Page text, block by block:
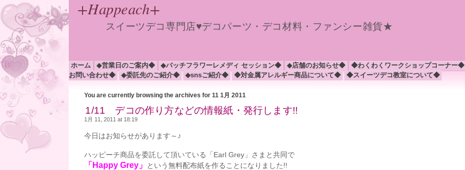
+Happeach+
スイーツデコ専門店♥デコパーツ・デコ材料・ファンシー雑貨★
ホーム ◆営業日のご案内◆ ◆バッチフラワーレメディ セッション◆ ◆店舗のお知らせ◆ ◆わくわくワークショップコーナー◆
お問い合わせ◆
◆委託先のご紹介◆ ◆snsご紹介◆ ◆対金属アレルギー商品について◆ ◆スイーツデコ教室について◆
You are currently browsing the archives for 11 1月 2011
1/11 デコの作り方などの情報紙・発行します!!
1月 11, 2011 at 18:19
今日はお知らせがあります～♪
ハッピーチ商品を委託して頂いている「Earl Grey」さまと共同で
「Happy Grey」
という無料配布紙を作ることになりました!!